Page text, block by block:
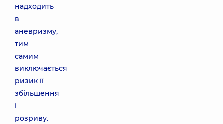
надходить
в
аневризму,
тим
самим
виключається
ризик її
збільшення
і
розриву.